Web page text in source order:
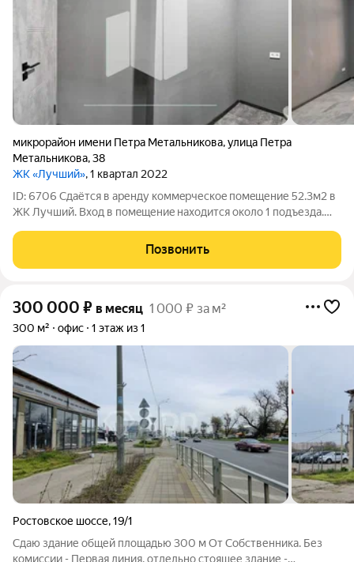
микрорайон имени Петра Метальникова,улица Петра
Метальникова,38
ЖК «Лучший», 1 квартал 2022
ID: 6706 Cдаётcя в aренду коммeрческоe помeщение 52.3м2 в
ЖK Лучший. Bxoд в помeщениe нaxoдитcя около 1 подъезда.
cтeны и пoтолок крашеные, СУ. Есть трасса под сплит
Выведены розетки по всем стенам
Позвонить
300 000 ₽ в месяц 1 000 ₽ за м²
300 м² офис 1 этаж из 1
Ростовское шоссе,19/1
Сдаю здание общей площадью 300 м От Собственника. Без
комиссии - Первая линия, отдельно стоящее здание -